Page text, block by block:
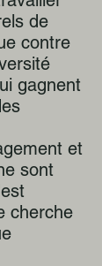
de
contre
gagnent
et
sont
cherche